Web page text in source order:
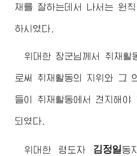
재를 잘하는데서 나서는 원
하시였다.
위대한 장군님 께서 취재활
로써 취재활동의 지위와 그
들이 취재활동에서 견지해야
되였다.
위대한 령도자 김정일동지